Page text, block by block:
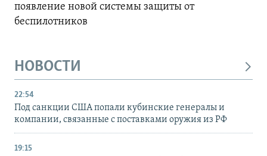
появление новой системы защиты от
беспилотников
НОВОСТИ
22:54
Под санкции США попали кубинские генералы и
компании, связанные с поставками оружия из РФ
19:15